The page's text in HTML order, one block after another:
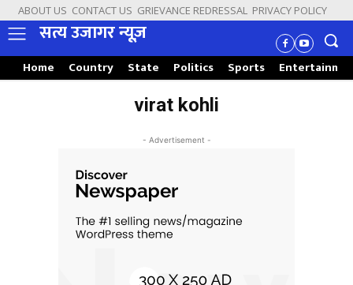
ABOUT US CONTACT US GRIEVANCE REDRESSAL PRIVACY POLICY
सत्य उजागर न्यूज़
Home Country State Politics Sports
virat kohli
- Advertisement -